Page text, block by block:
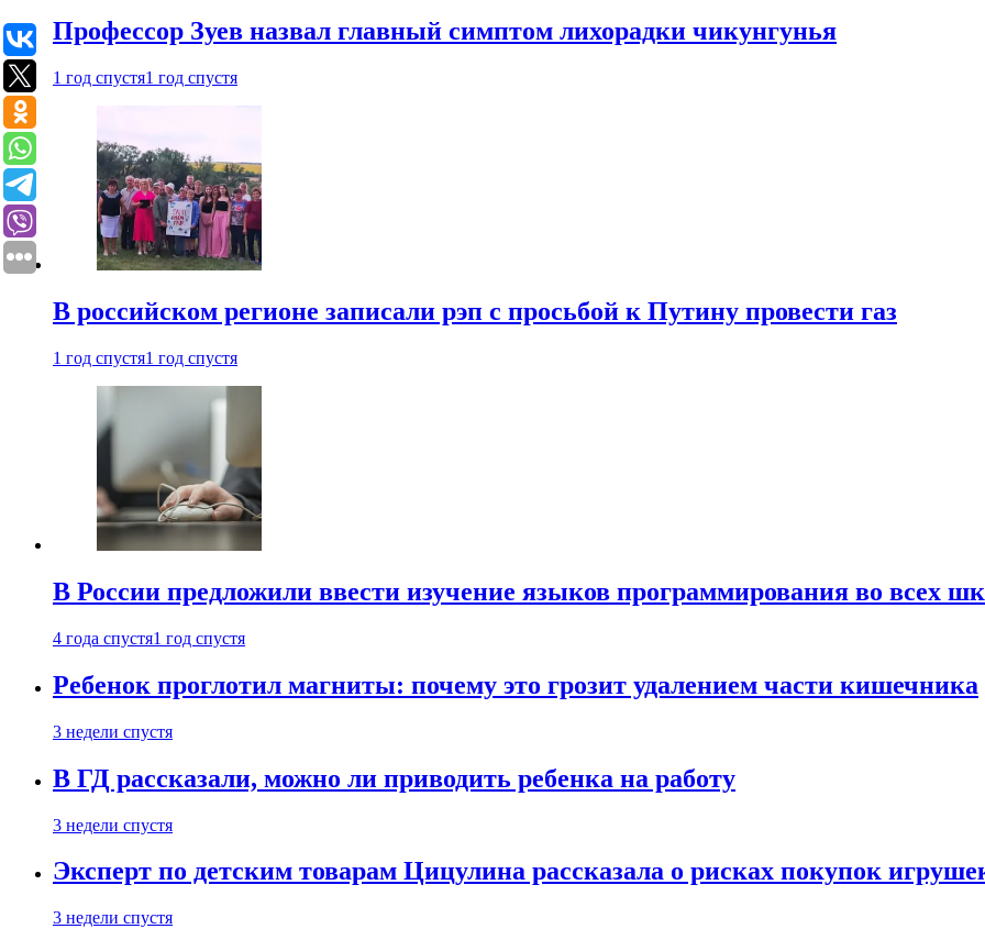
Профессор Зуев назвал главный симптом лихорадки чикунгунья
1 год спустя1 год спустя
В российском регионе записали рэп с просьбой к Путину провести газ
1 год спустя1 год спустя
В России предложили ввести изучение языков программирования во всех
4 года спустя1 год спустя
Ребенок проглотил магниты: почему это грозит удалением части кишечника
3 недели спустя
В ГД рассказали, можно ли приводить ребенка на работу
3 недели спустя
Эксперт по детским товарам Цицулина рассказала о рисках покупок
3 недели спустя